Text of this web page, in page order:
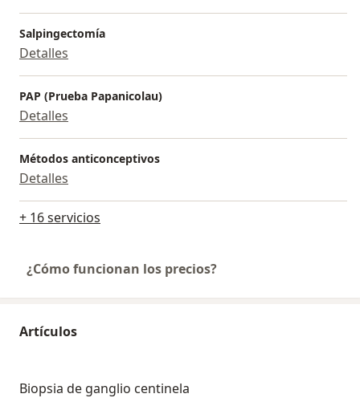
Salpingectomía
Detalles
PAP (Prueba Papanicolau)
Detalles
Métodos anticonceptivos
Detalles
+ 16 servicios
¿Cómo funcionan los precios?
Artículos
Biopsia de ganglio centinela